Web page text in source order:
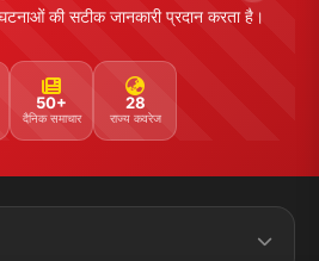
की सटीक जानकारी प्रदान करता है।
50+
दैनिक समाचार
28
राज्य कवरेज